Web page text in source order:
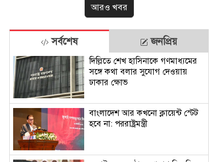
আরও খবর
সর্বশেষ জনপ্রিয়
দিল্লিতে শেখ হাসিনাকে গণমাধ্যমের
সঙ্গে কথা বলার সুযোগ দেওয়ায়
ঢাকার ক্ষোভ
বাংলাদেশ আর কখনো ক্লায়েন্ট স্টেট
হবে না: পররাষ্ট্রমন্ত্রী